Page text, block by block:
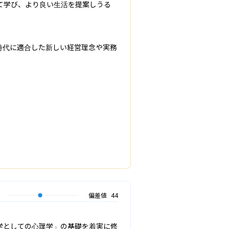
び、より良い生活を提案しうる
に適合した新しい経営理念や実務
偏差値 44
しての心理学」の基礎を着実に修